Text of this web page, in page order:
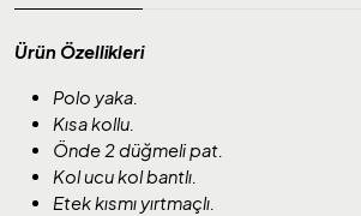
Ürün Özellikleri
Polo yaka.
Kısa kollu.
Önde 2 düğmeli pat.
Kol ucu kol bantlı.
Etek kısmı yırtmaçlı.